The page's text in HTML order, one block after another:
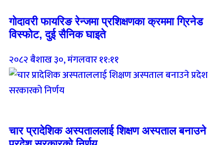
गोदावरी फायरिङ रेन्जमा प्रशिक्षणका क्रममा ग्रिनेड
विस्फोट, दुई सैनिक घाइते
२०८२ बैशाख ३०, मंगलवार ११:११
चार प्रादेशिक अस्पताललाई शिक्षण अस्पताल बनाउने